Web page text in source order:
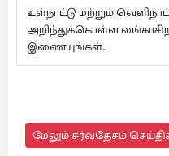
உள்நாட்டு மற்றும்
அறிந்துக்கொள்ள
இணையுங்கள்.
மேலும் சர்வதேசம்